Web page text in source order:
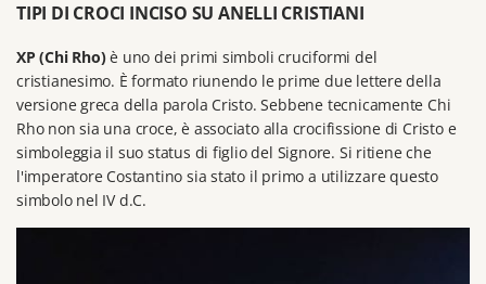
TIPI DI CROCI INCISO SU ANELLI CRISTIANI
XP (Chi Rho)è uno dei primi simboli cruciformi del
cristianesimo. È formato riunendo le prime due lettere della
versione greca della parola Cristo. Sebbene tecnicamente Chi
Rho non sia una croce, è associato alla crocifissione di Cristo e
simboleggia il suo status di figlio del Signore. Si ritiene che
l'imperatore Costantino sia stato il primo a utilizzare questo
simbolo nel IV d.C.